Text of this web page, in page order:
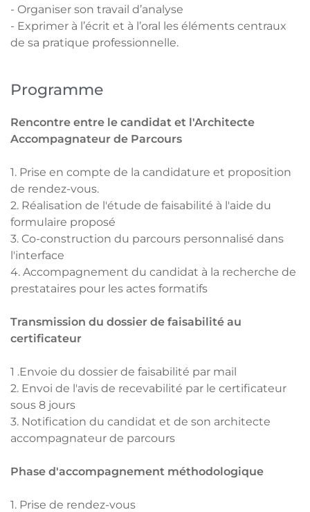
- Organiser son travail d’analyse
- Exprimer à l’écrit et à l’oral les éléments centraux
de sa pratique professionnelle.
Programme
Rencontre entre le candidat et l'Architecte
Accompagnateur de Parcours
1. Prise en compte de la candidature et proposition
de rendez-vous.
2. Réalisation de l'étude de faisabilité à l'aide du
formulaire proposé
3. Co-construction du parcours personnalisé dans
l'interface
4. Accompagnement du candidat à la recherche de
prestataires pour les actes formatifs
Transmission du dossier de faisabilité au
certificateur
1 .Envoie du dossier de faisabilité par mail
2. Envoi de l'avis de recevabilité par le certificateur
sous 8 jours
3. Notification du candidat et de son architecte
accompagnateur de parcours
Phase d'accompagnement méthodologique
1. Prise de rendez-vous